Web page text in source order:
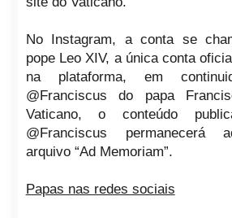
No Instagram, a conta se
pope Leo XIV, a única conta
na plataforma, em
@Franciscus do papa
Vaticano, o conteúdo
@Franciscus permanecerá
arquivo “Ad Memoriam”.
Papas nas redes sociais